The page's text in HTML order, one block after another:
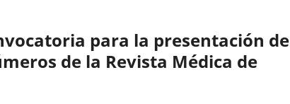
para la presentación de
de la Revista Médica de